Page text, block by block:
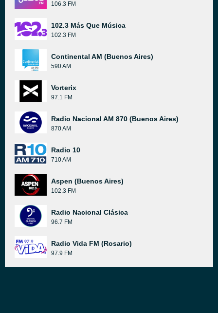
106.3 FM
102.3 Más Que Música
102.3 FM
Continental AM (Buenos Aires)
590 AM
Vorterix
97.1 FM
Radio Nacional AM 870 (Buenos Aires)
870 AM
Radio 10
710 AM
Aspen (Buenos Aires)
102.3 FM
Radio Nacional Clásica
96.7 FM
Radio Vida FM (Rosario)
97.9 FM